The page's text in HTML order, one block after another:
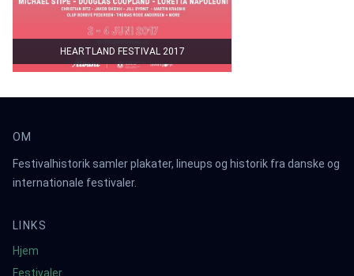
HEARTLAND FESTIVAL 2017
OM
Festivalhistorik samler plakater, lineups og historik fra danske og
internationale festivaler.
LINKS
Hjem
Festivaler